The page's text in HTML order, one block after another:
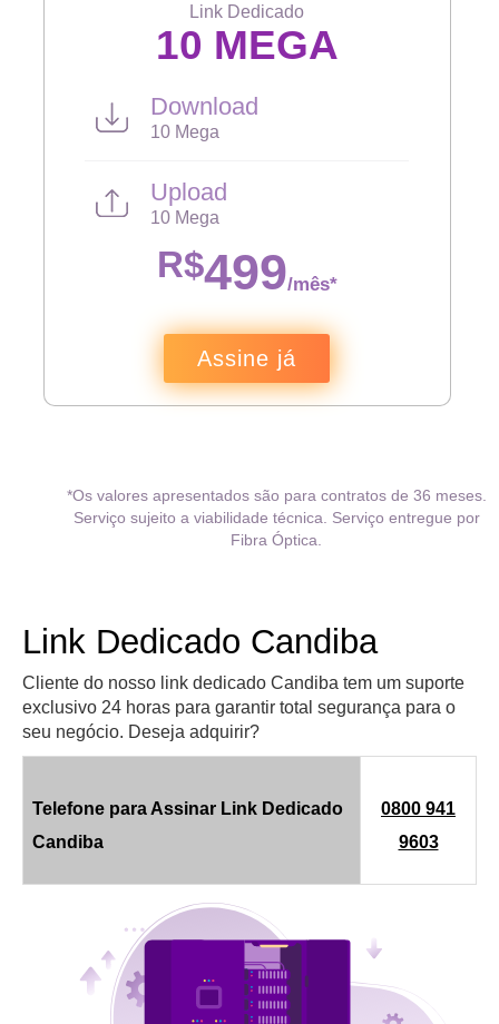
Link Dedicado
10 MEGA
Download
10 Mega
Upload
10 Mega
R$499/mês*
Assine já
*Os valores apresentados são para contratos de 36 meses.
Serviço sujeito a viabilidade técnica. Serviço entregue por
Fibra Óptica.
Link Dedicado Candiba
Cliente do nosso link dedicado Candiba tem um suporte
exclusivo 24 horas para garantir total segurança para o
seu negócio. Deseja adquirir?
Telefone para Assinar Link Dedicado
Candiba
0800 941
9603